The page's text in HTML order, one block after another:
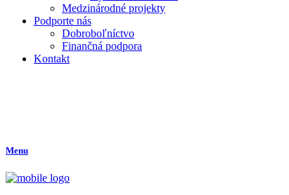
Medzinárodné projekty
Podporte nás
Dobroboľníctvo
Finančná podpora
Kontakt
Menu